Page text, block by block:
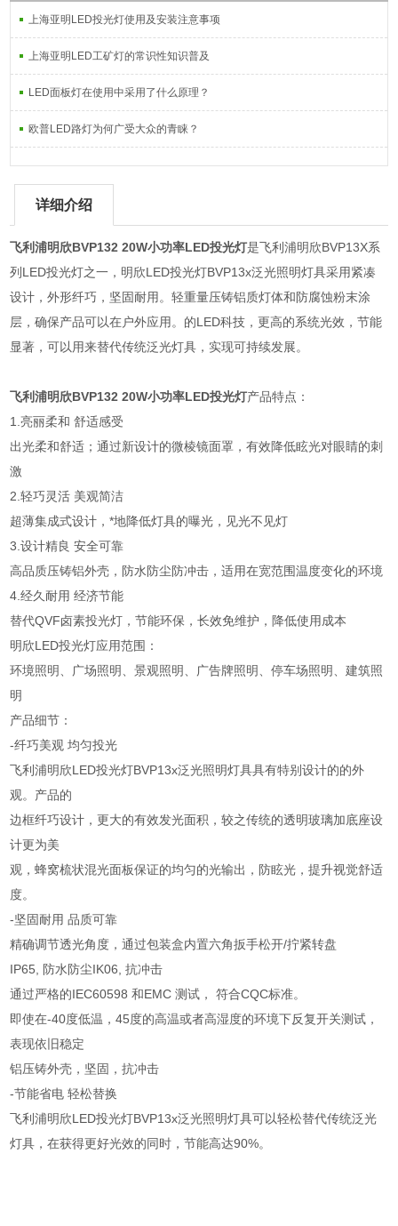
上海亚明LED投光灯使用及安装注意事项
上海亚明LED工矿灯的常识性知识普及
LED面板灯在使用中采用了什么原理？
欧普LED路灯为何广受大众的青睐？
详细介绍
飞利浦明欣BVP132 20W小功率LED投光灯是飞利浦明欣BVP13X系
列LED投光灯之一，明欣LED投光灯BVP13x泛光照明灯具采用紧凑
设计，外形纤巧，坚固耐用。轻重量压铸铝质灯体和防腐蚀粉末涂
层，确保产品可以在户外应用。的LED科技，更高的系统光效，节能
显著，可以用来替代传统泛光灯具，实现可持续发展。
飞利浦明欣BVP132 20W小功率LED投光灯产品特点：
1.亮丽柔和 舒适感受
出光柔和舒适；通过新设计的微棱镜面罩，有效降低眩光对眼睛的刺
激
2.轻巧灵活 美观简洁
超薄集成式设计，*地降低灯具的曝光，见光不见灯
3.设计精良 安全可靠
高品质压铸铝外壳，防水防尘防冲击，适用在宽范围温度变化的环境
4.经久耐用 经济节能
替代QVF卤素投光灯，节能环保，长效免维护，降低使用成本
明欣LED投光灯应用范围：
环境照明、广场照明、景观照明、广告牌照明、停车场照明、建筑照
明
产品细节：
-纤巧美观 均匀投光
飞利浦明欣LED投光灯BVP13x泛光照明灯具具有特别设计的的外
观。产品的
边框纤巧设计，更大的有效发光面积，较之传统的透明玻璃加底座设
计更为美
观，蜂窝梳状混光面板保证的均匀的光输出，防眩光，提升视觉舒适
度。
-坚固耐用 品质可靠
精确调节透光角度，通过包装盒内置六角扳手松开/拧紧转盘
IP65, 防水防尘IK06, 抗冲击
通过严格的IEC60598 和EMC 测试， 符合CQC标准。
即使在-40度低温，45度的高温或者高湿度的环境下反复开关测试，
表现依旧稳定
铝压铸外壳，坚固，抗冲击
-节能省电 轻松替换
飞利浦明欣LED投光灯BVP13x泛光照明灯具可以轻松替代传统泛光
灯具，在获得更好光效的同时，节能高达90%。